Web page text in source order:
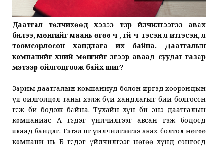
Даатгал төлчихөөд хэзээ тэр үйлчилгээгээ авах
билээ, мөнгийг маань өгөө ч үү, үгүй ч үү гэсэн үл итгэсэн, үл
тоомсорлосон хандлага их байна. Даатгалын
компанийг хүний мөнгийг зүгээр аваад суудаг газар
мэтээр ойлгоцгоож байх шиг?
Зарим даатгалын компаниуд болон иргэд хоорондын
үл ойлголцол таны хэлж буй хандлагыг бий болгосон
гэж би бодож байна. Тухайн хүн би энэ даатгалын
компаниас А гэдэг үйлчилгээг авсан гэж бодоод
яваад байдаг. Гэтэл яг үйлчилгээгээ авах болтол нөгөө
компани нь Б гэдэг үйлчилгээг нөгөө хүнд сонгоод